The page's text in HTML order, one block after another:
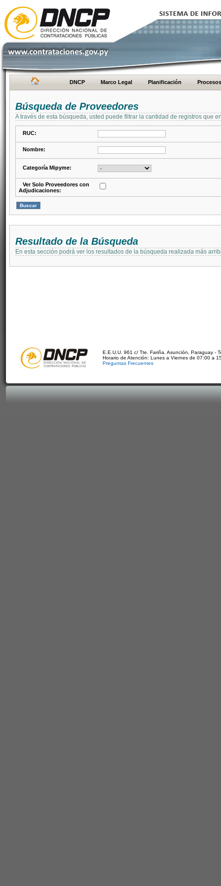
DNCP Marco Legal Planificación Procesos
Búsqueda de Proveedores
A través de esta búsqueda, usted puede filtrar la cantidad de registros que
RUC:
Nombre:
Categoría Mipyme:
Ver Solo Proveedores con
Adjudicaciones:
Resultado de la Búsqueda
En esta sección podrá ver los resultados de la búsqueda realizada más
E.E.U.U. 961 c/ Tte. Fariña. Asunción, Paraguay -
Horario de Atención: Lunes a Viernes de 07:00 a
Preguntas Frecuentes